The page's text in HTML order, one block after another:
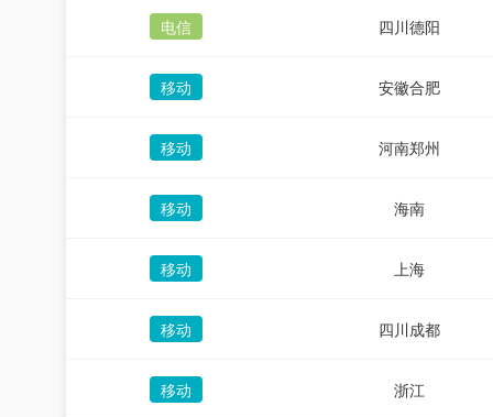
电信 四川德阳
移动 安徽合肥
移动 河南郑州
移动 海南
移动 上海
移动 四川成都
移动 浙江